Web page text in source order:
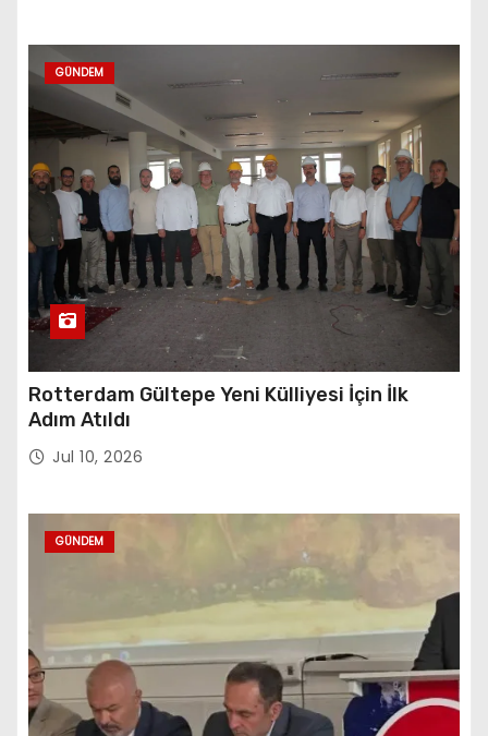
GÜNDEM
Rotterdam Gültepe Yeni Külliyesi İçin İlk
Adım Atıldı
Jul 10, 2026
GÜNDEM